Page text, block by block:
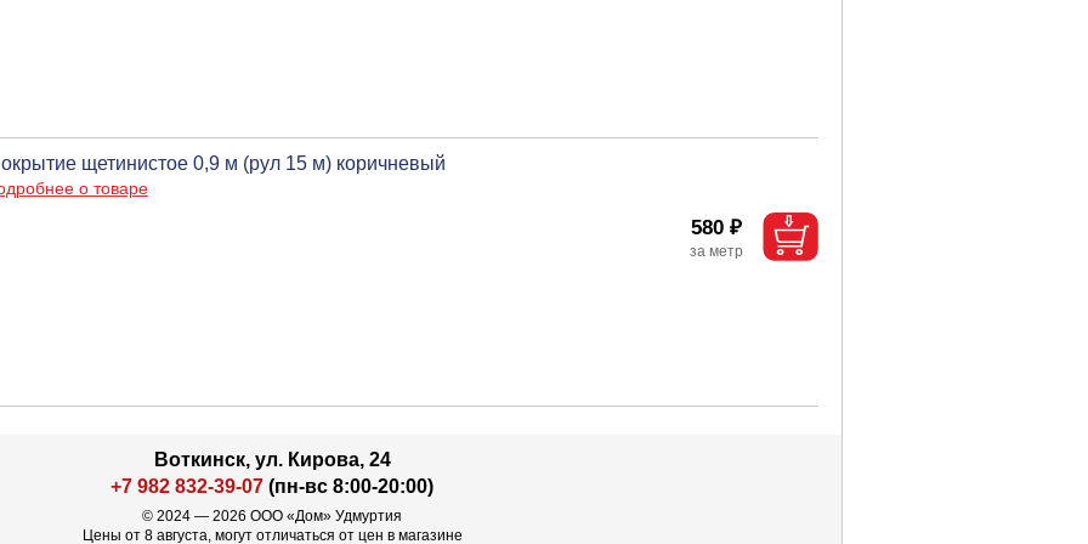
щетинистое 0,9 м (рул 15 м) коричневый
о товаре
580 ₽
Воткинск, ул. Кирова, 24
+7 982 832-39-07 (пн-вс 8:00-20:00)
© 2024 — 2026 ООО «Дом» Удмуртия
Цены от 8 августа, могут отличаться от цен в магазине